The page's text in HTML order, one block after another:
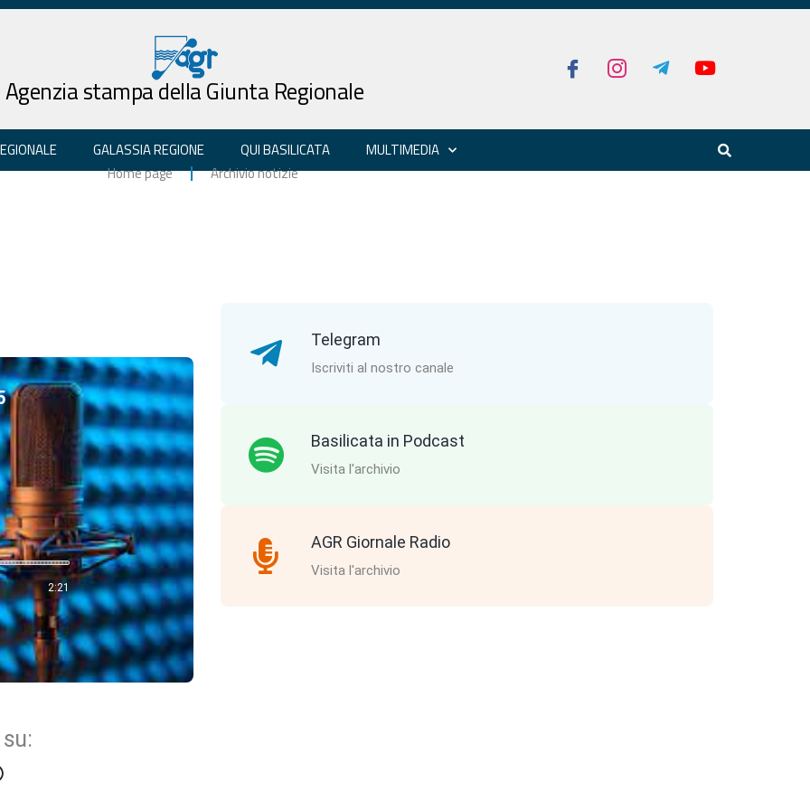
Agenzia stampa della Giunta Regionale
GALASSIA REGIONE QUI BASILICATA
MULTIMEDIA
Home page
Archivio notizie
2:21
Telegram
Iscriviti al nostro canale
Basilicata in Podcast
Visita l'archivio
AGR Giornale Radio
Visita l'archivio